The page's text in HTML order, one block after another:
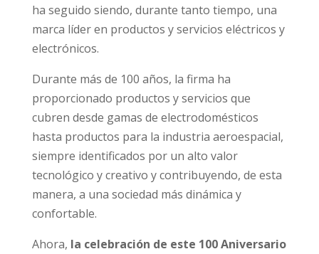
ha seguido siendo, durante tanto tiempo, una
marca líder en productos y servicios eléctricos y
electrónicos.
Durante más de 100 años, la firma ha
proporcionado productos y servicios que
cubren desde gamas de electrodomésticos
hasta productos para la industria aeroespacial,
siempre identificados por un alto valor
tecnológico y creativo y contribuyendo, de esta
manera, a una sociedad más dinámica y
confortable.
Ahora, la celebración de este 100 Aniversario